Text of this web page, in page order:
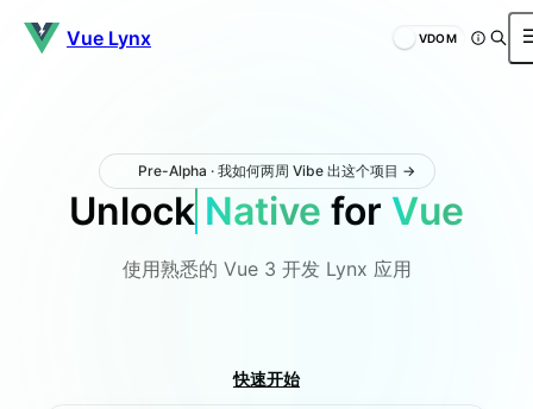
Vue Lynx VDOM
Pre-Alpha · 我如何两周 Vibe 出这个项目 →
Unlock Native for Vue
使用熟悉的 Vue 3 开发 Lynx 应用
快速开始